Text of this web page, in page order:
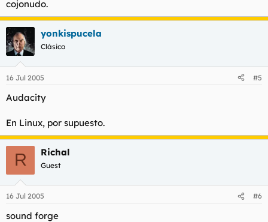
cojonudo.
yonkispucela
Clásico
16 Jul 2005 #5
Audacity
En Linux, por supuesto.
R Richal
Guest
16 Jul 2005 #6
sound forge